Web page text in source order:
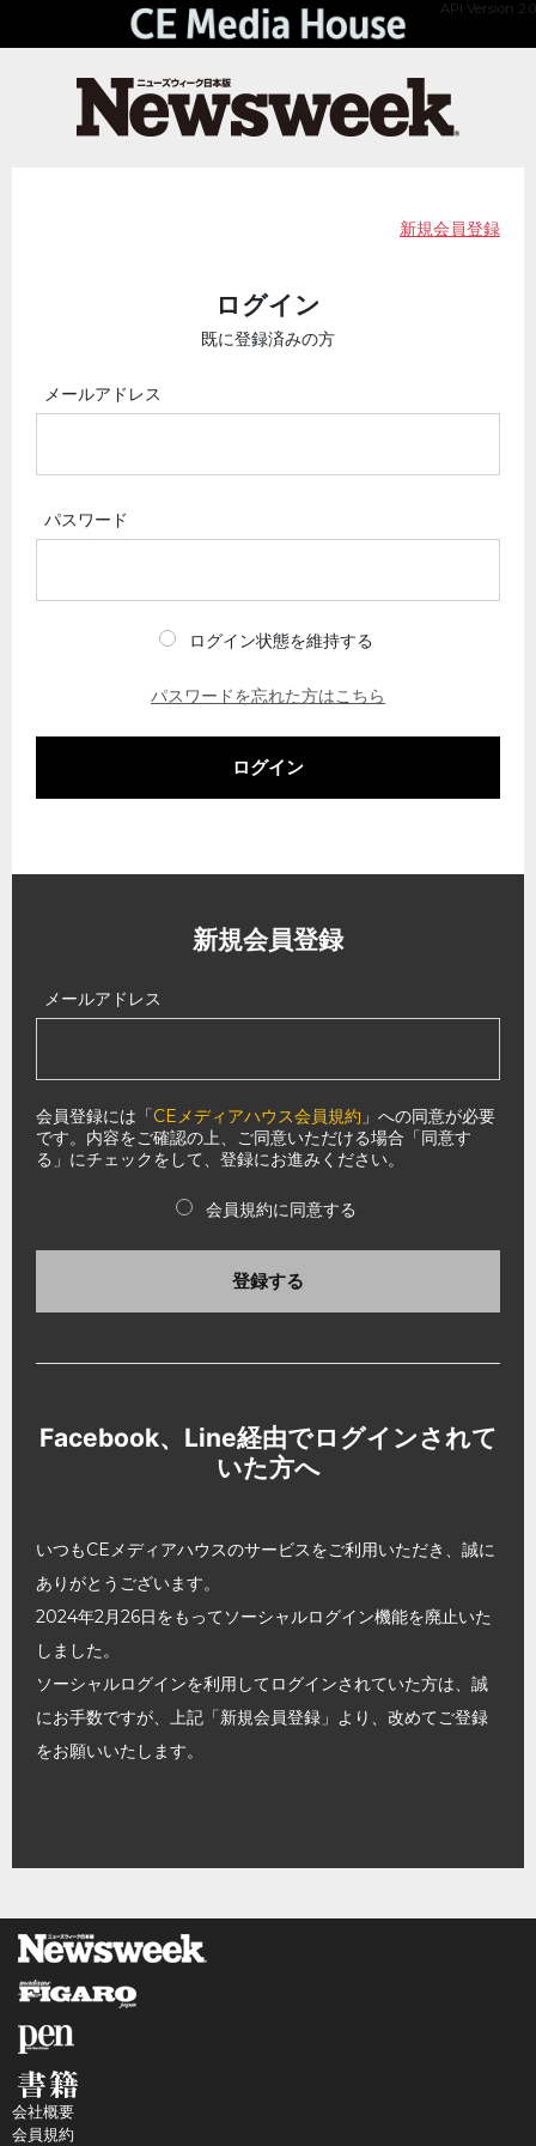
API Version 2.0
新規会員登録
ログイン
既に登録済みの方
メールアドレス
パスワード
ログイン状態を維持する
パスワードを忘れた方はこちら
ログイン
新規会員登録
メールアドレス
会員登録には「CEメディアハウス会員規約 」への同意が必要
です。内容をご確認の上、ご同意いただける場合「同意す
る」にチェックをして、登録にお進みください。
会員規約に同意する
登録する
Facebook、Line経由でログインされて
いた方へ
いつもCEメディアハウスのサービスをご利用いただき、誠に
ありがとうございます。
2024年2月26日をもってソーシャルログイン機能を廃止いた
しました。
ソーシャルログインを利用してログインされていた方は、誠
にお手数ですが、上記「新規会員登録」より、改めてご登録
をお願いいたします。
会社概要
会員規約